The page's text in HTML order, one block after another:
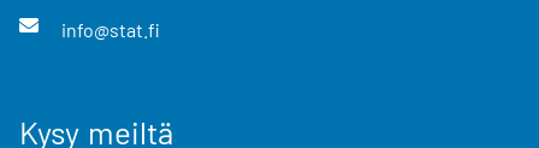
info@stat.fi
Kysy meiltä